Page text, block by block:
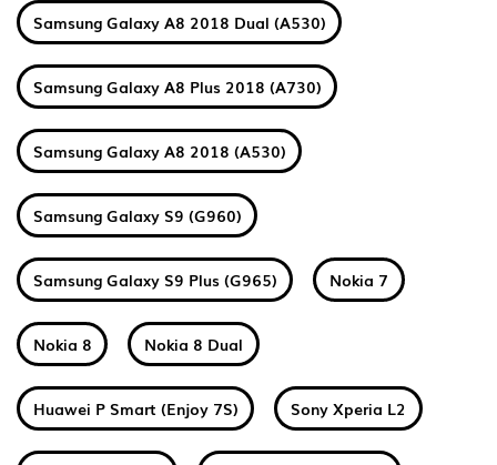
Samsung Galaxy A8 2018 Dual (A530)
Samsung Galaxy A8 Plus 2018 (A730)
Samsung Galaxy A8 2018 (A530)
Samsung Galaxy S9 (G960)
Samsung Galaxy S9 Plus (G965) Nokia 7
Nokia 8 Nokia 8 Dual
Huawei P Smart (Enjoy 7S) Sony Xperia L2